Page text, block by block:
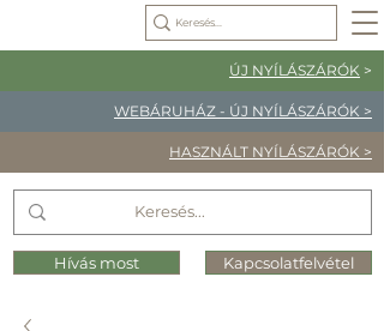
ÚJ NYÍLÁSZÁRÓK >
WEBÁRUHÁZ - ÚJ NYÍLÁSZÁRÓK >
HASZNÁLT NYÍLÁSZÁRÓK >
Hívás most Kapcsolatfelvétel